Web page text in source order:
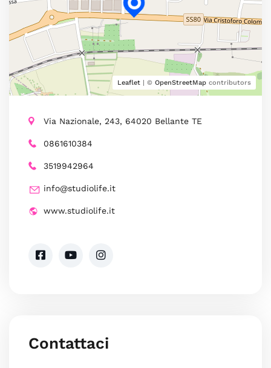
Leaflet | © OpenStreetMap contributors
Via Nazionale, 243, 64020 Bellante TE
0861610384
3519942964
info@studiolife.it
www.studiolife.it
Contattaci